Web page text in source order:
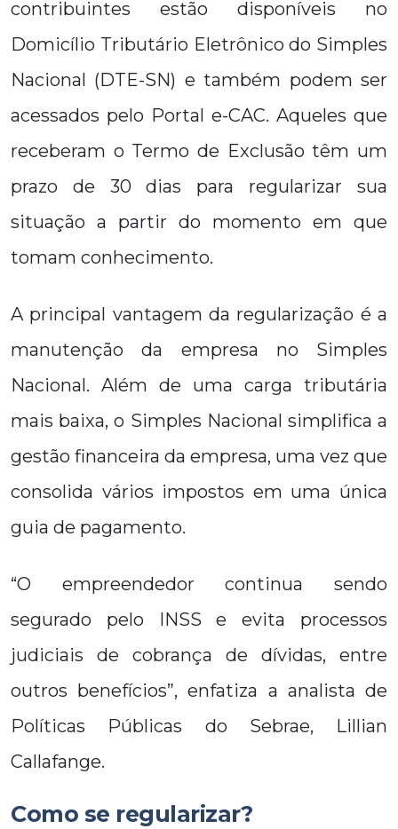
contribuintes estão disponíveis no
Domicílio Tributário Eletrônico do Simples
Nacional (DTE-SN) e também podem ser
acessados pelo Portal e-CAC. Aqueles que
receberam o Termo de Exclusão têm um
prazo de 30 dias para regularizar sua
situação a partir do momento em que
tomam conhecimento.
A principal vantagem da regularização é a
manutenção da empresa no Simples
Nacional. Além de uma carga tributária
mais baixa, o Simples Nacional simplifica a
gestão financeira da empresa, uma vez que
consolida vários impostos em uma única
guia de pagamento.
“O empreendedor continua sendo
segurado pelo INSS e evita processos
judiciais de cobrança de dívidas, entre
outros benefícios”, enfatiza a analista de
Políticas Públicas do Sebrae, Lillian
Callafange.
Como se regularizar?